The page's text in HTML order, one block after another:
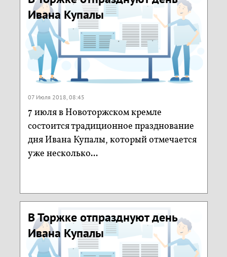
Ивана Купалы
07 Июля 2018, 08:45
7 июля в Новоторжском кремле
состоится традиционное празднование
дня Ивана Купалы, который отмечается
уже несколько...
В Торжке отпразднуют день
Ивана Купалы